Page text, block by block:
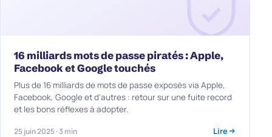
16 milliards mots de passe piratés : Apple,
Facebook et Google touchés
Plus de 16 milliards de mots de passe exposés via Apple,
Facebook, Google et d'autres : retour sur une fuite record
et les bons réflexes à adopter.
25 juin 2025 · 3 min Lire